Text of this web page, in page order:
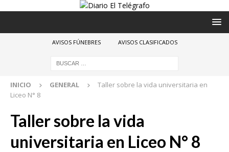
AVISOS FÚNEBRES AVISOS CLASIFICADOS
INICIO GENERAL
Taller sobre la vida universitaria en
Liceo N° 8
Taller sobre la vida
universitaria en Liceo N° 8